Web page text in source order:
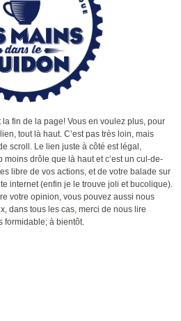
la fin de la page! Vous en voulez plus, pour
tout là haut. C’est pas très loin, mais
scroll. Le lien juste à côté est légal,
moins drôle que là haut et c’est un cul-de-
libre de vos actions, et de votre balade sur
internet (enfin je le trouve joli et bucolique).
votre opinion, vous pouvez aussi nous
dans tous les cas, merci de nous lire
formidable; à bientôt.